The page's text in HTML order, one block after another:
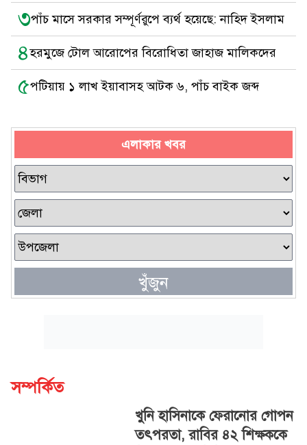
৩পাঁচ মাসে সরকার সম্পূর্ণরুপে ব্যর্থ হয়েছে: নাহিদ ইসলাম
৪হরমুজে টোল আরোপের বিরোধিতা জাহাজ মালিকদের
৫পটিয়ায় ১ লাখ ইয়াবাসহ আটক ৬, পাঁচ বাইক জব্দ
এলাকার খবর
খুঁজুন
সম্পর্কিত
খুনি হাসিনাকে ফেরানোর গোপন
তৎপরতা, রাবির ৪২ শিক্ষককে